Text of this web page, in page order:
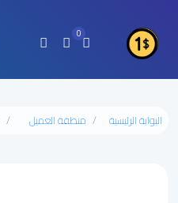
0
البوابة الرئيسية منطقة العميل